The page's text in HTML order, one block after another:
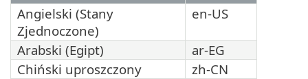
Angielski (Stany
Zjednoczone)
en-US
Arabski (Egipt)
ar-EG
Chiński uproszczony
zh-CN